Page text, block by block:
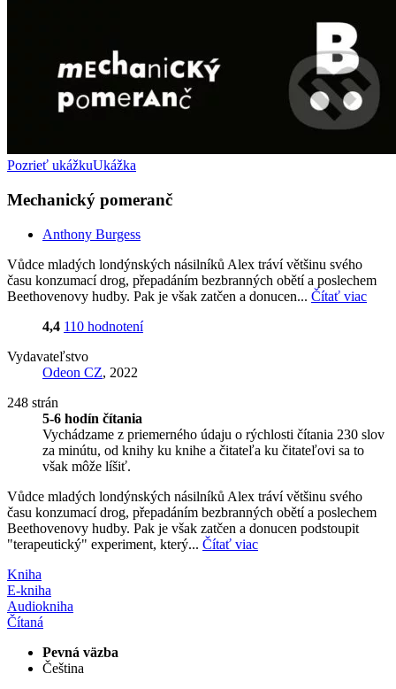
Pozrieť ukážkuUkážka
Mechanický pomeranč
Anthony Burgess
Vůdce mladých londýnských násilníků Alex tráví většinu svého
času konzumací drog, přepadáním bezbranných obětí a poslechem
Beethovenovy hudby. Pak je však zatčen a donucen... Čítať viac
4,4 110 hodnotení
Vydavateľstvo
Odeon CZ, 2022
248 strán
5-6 hodín čítania
Vychádzame z priemerného údaju o rýchlosti čítania 230 slov
za minútu, od knihy ku knihe a čitateľa ku čitateľovi sa to
však môže líšiť.
Vůdce mladých londýnských násilníků Alex tráví většinu svého
času konzumací drog, přepadáním bezbranných obětí a poslechem
Beethovenovy hudby. Pak je však zatčen a donucen podstoupit
"terapeutický" experiment, který... Čítať viac
Kniha
E-kniha
Audiokniha
Čítaná
Pevná väzba
Čeština